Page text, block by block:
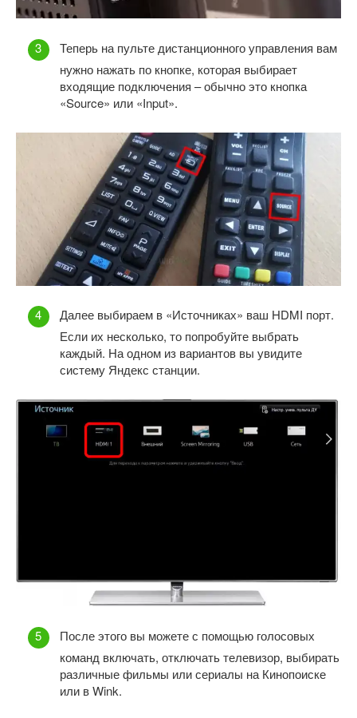
Теперь на пульте дистанционного управления вам
нужно нажать по кнопке, которая выбирает
входящие подключения – обычно это кнопка
«Source» или «Input».
Далее выбираем в «Источниках» ваш HDMI порт.
Если их несколько, то попробуйте выбрать
каждый. На одном из вариантов вы увидите
систему Яндекс станции.
После этого вы можете с помощью голосовых
команд включать, отключать телевизор, выбирать
различные фильмы или сериалы на Кинопоиске
или в Wink.